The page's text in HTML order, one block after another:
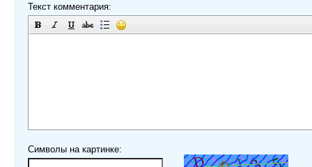
Текст комментария:
Символы на картинке: